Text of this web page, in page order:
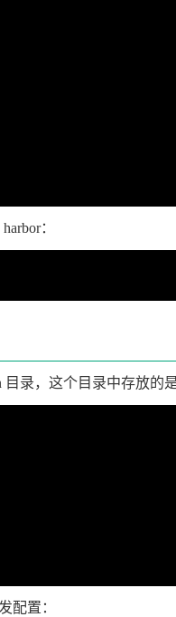
：
录，这个目录中存放的
配置：